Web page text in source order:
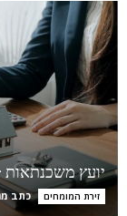
יועץ משכנתאות
זירת המומחים כתב